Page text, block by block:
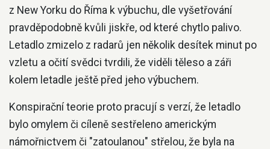
z New Yorku do Říma k výbuchu, dle vyšetřování
pravděpodobně kvůli jiskře, od které chytlo palivo.
Letadlo zmizelo z radarů jen několik desítek minut po
vzletu a očití svědci tvrdili, že viděli těleso a záři
kolem letadle ještě před jeho výbuchem.
Konspirační teorie proto pracují s verzí, že letadlo
bylo omylem či cíleně sestřeleno americkým
námořnictvem či "zatoulanou" střelou, že byla na